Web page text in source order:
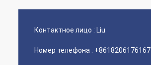
Контактное лицо : Liu
Номер телефона : +8618206176167